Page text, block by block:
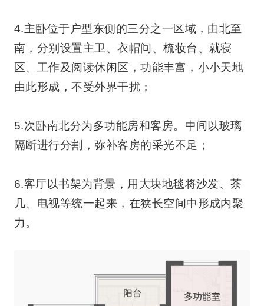
4.主卧位于户型东侧的三分之一区域，由北至
南，分别设置主卫、衣帽间、梳妆台、就寝
区、工作及阅读休闲区，功能丰富，小小天地
由此形成，不受外界干扰；
5.次卧南北分为多功能房和客房。中间以玻璃
隔断进行分割，弥补客房的采光不足；
6.客厅以书架为背景，用大块地毯将沙发、茶
几、电视等统一起来，在狭长空间中形成内聚
力。